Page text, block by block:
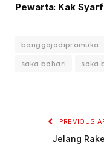
Pewarta: Kak
banggajadipramuka
saka bahari
saka
PREVIOUS
Jelang